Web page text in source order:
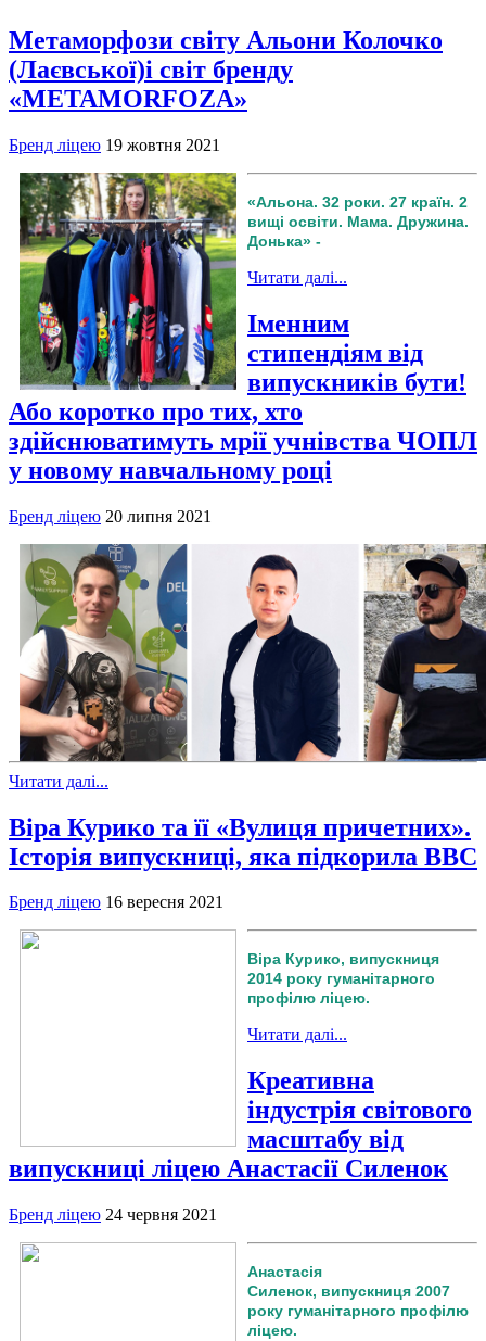
Метаморфози світу Альони Колочко
(Лаєвської)і світ бренду
«METAMORFOZA»
Бренд ліцею 19 жовтня 2021
«Альона. 32 роки. 27 країн. 2
вищі освіти. Мама. Дружина.
Донька» -
Читати далі...
Іменним
стипендіям від
випускників бути!
Або коротко про тих, хто
здійснюватимуть мрії учнівства ЧОПЛ
у новому навчальному році
Бренд ліцею 20 липня 2021
Читати далі...
Віра Курико та її «Вулиця причетних».
Історія випускниці, яка підкорила ВВС
Бренд ліцею 16 вересня 2021
Віра Курико, випускниця
2014 року гуманітарного
профілю ліцею.
Читати далі...
Креативна
індустрія світового
масштабу від
випускниці ліцею Анастасії Силенок
Бренд ліцею 24 червня 2021
Анастасія
Силенок, випускниця 2007
року гуманітарного профілю
ліцею.